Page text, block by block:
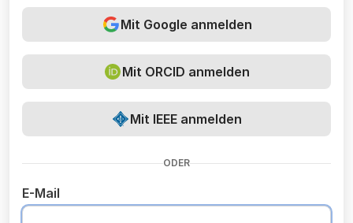
Mit Google anmelden
Mit ORCID anmelden
Mit IEEE anmelden
ODER
E-Mail